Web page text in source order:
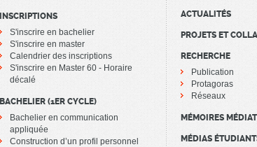
INSCRIPTIONS
S'inscrire en bachelier
S'inscrire en master
Calendrier des inscriptions
S'inscrire en Master 60 - Horaire
décalé
BACHELIER (1ER CYCLE)
Bachelier en communication
appliquée
Construction d’un profil personnel
ACTUALITÉS
PROJETS ET
RECHERCHE
Publication
Protagoras
Réseaux
MÉMOIRES
MÉDIAS